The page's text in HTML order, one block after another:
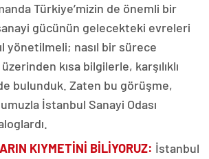
Türkiye’mizin de önemli bir
gücünün gelecekteki evreleri
yönetilmeli; nasıl bir sürece
kısa bilgilerle, karşılıklı
bulunduk. Zaten bu görüşme,
İstanbul Sanayi Odası
KIYMETİNİ BİLİYORUZ: İstanbul